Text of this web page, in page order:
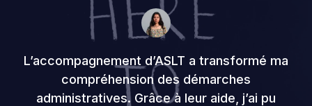
L’accompagnement d’ASLT a transformé ma
compréhension des démarches
administratives. Grâce à leur aide, j’ai pu